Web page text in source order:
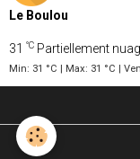
Le Boulou
31 °C Partiellement
Min: 31 °C | Max: 31 °C |